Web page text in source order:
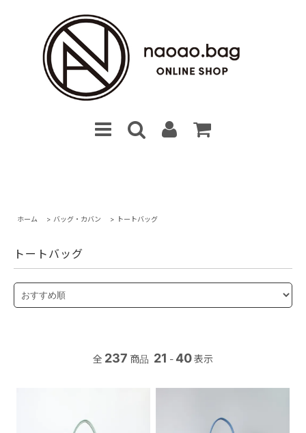
ホーム > バッグ・カバン > トートバッグ
トートバッグ
全 237 商品 21 - 40表示